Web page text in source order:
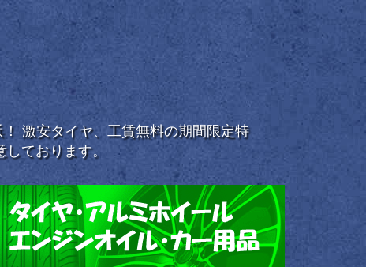
激安タイヤ、工賃無料の期間限定特
ております。